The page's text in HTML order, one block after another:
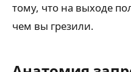
тому, что на выходе
чем вы грезили.